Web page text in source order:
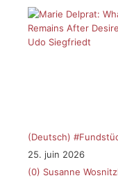
(Deutsch)
25. juin 2026
(0) Susanne